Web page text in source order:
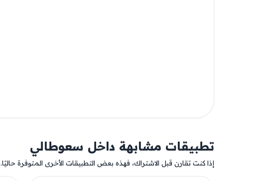
تطبيقات مشابهة داخل سعوطالي
إذا كنت تقارن قبل الاشتراك، فهذه بعض التطبيقات الأخرى المتوفرة حاليًا.